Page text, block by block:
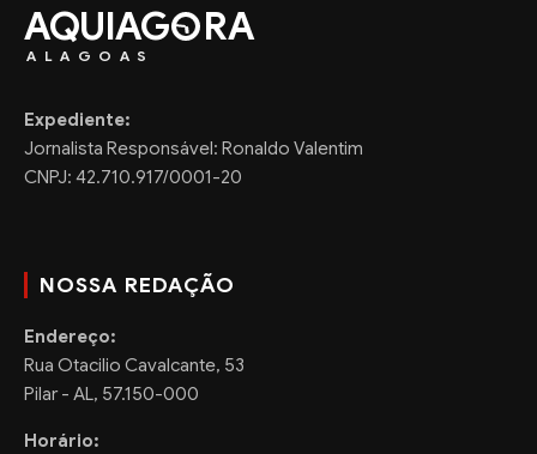
AQUIAG RA
ALAGOAS
Expediente:
Jornalista Responsável: Ronaldo Valentim
CNPJ: 42.710.917/0001-20
NOSSA REDAÇÃO
Endereço:
Rua Otacilio Cavalcante, 53
Pilar - AL, 57.150-000
Horário: